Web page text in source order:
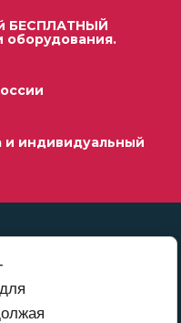
БЕСПЛАТНЫЙ
оборудования.
и индивидуальный